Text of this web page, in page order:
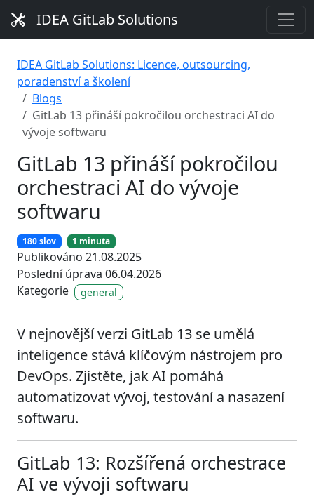
IDEA GitLab Solutions
IDEA GitLab Solutions: Licence, outsourcing,
poradenství a školení
Blogs
GitLab 13 přináší pokročilou orchestraci AI do
vývoje softwaru
GitLab 13 přináší pokročilou
orchestraci AI do vývoje
softwaru
180 slov 1 minuta
Publikováno 21.08.2025
Poslední úprava 06.04.2026
Kategorie
general
V nejnovější verzi GitLab 13 se umělá
inteligence stává klíčovým nástrojem pro
DevOps. Zjistěte, jak AI pomáhá
automatizovat vývoj, testování a nasazení
softwaru.
GitLab 13: Rozšířená orchestrace
AI ve vývoji softwaru